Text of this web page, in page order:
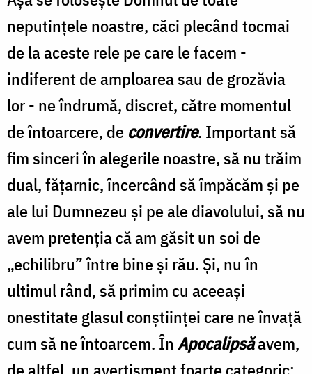
neputinţele noastre, căci plecând tocmai
de la aceste rele pe care le facem -
indiferent de amploarea sau de grozăvia
lor - ne îndrumă, discret, către momentul
de întoarcere, de convertire. Important să
fim sinceri în alegerile noastre, să nu trăim
dual, făţarnic, încercând să împăcăm şi pe
ale lui Dumnezeu şi pe ale diavolului, să nu
avem pretenţia că am găsit un soi de
„echilibru” între bine şi rău. Şi, nu în
ultimul rând, să primim cu aceeaşi
onestitate glasul conştiinţei care ne învaţă
cum să ne întoarcem. În Apocalipsăavem,